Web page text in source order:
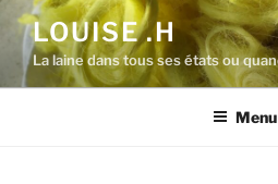
Aller
contenu
principal
LOUISE .H
La laine dans tous ses états ou
Menu